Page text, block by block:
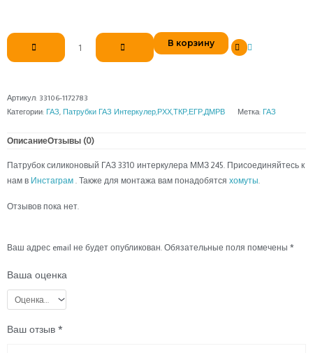
Количество
товара
Патрубок
ГАЗ
3310
ММЗ
д
50/70
1118783
В корзину
Артикул: 33106-1172783
Категории: ГАЗ, Патрубки ГАЗ Интеркулер,РХХ,ТКР,ЕГР,ДМРВ Метка: ГАЗ
ОписаниеОтзывы (0)
Патрубок силиконовый ГАЗ 3310 интеркулера ММЗ 245. Присоединяйтесь к
нам в Инстаграм . Также для монтажа вам понадобятся хомуты.
Отзывов пока нет.
Ваш адрес email не будет опубликован. Обязательные поля помечены *
Ваша оценка
Ваш отзыв *